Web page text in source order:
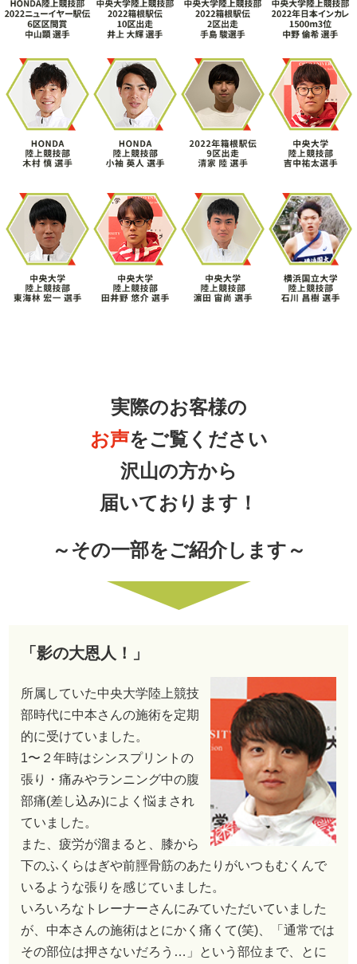
実際のお客様の
お声をご覧ください
沢山の方から
届いております！
～その一部をご紹介します～
「影の大恩人！」
所属していた中央大学陸上競技
部時代に中本さんの施術を定期
的に受けていました。
1〜２年時はシンスプリントの
張り・痛みやランニング中の腹
部痛(差し込み)によく悩まされ
ていました。
また、疲労が溜まると、膝から
下のふくらはぎや前脛骨筋のあたりがいつもむくんで
いるような張りを感じていました。
いろいろなトレーナーさんにみていただいていました
が、中本さんの施術はとにかく痛くて(笑)、「通常では
その部位は押さないだろう…」という部位まで、とに